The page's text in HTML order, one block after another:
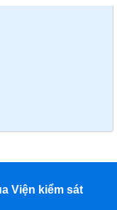
Viện kiểm sát